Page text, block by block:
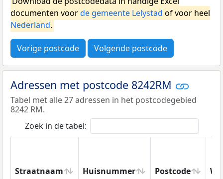
documenten voorde gemeente Lelystad of voor heel
Nederland.
Vorige postcode Volgende postcode
Adressen met postcode 8242RM
Tabel met alle 27 adressen in het postcodegebied
8242 RM.
Zoek in de tabel:
Straatnaam Huisnummer Postcode